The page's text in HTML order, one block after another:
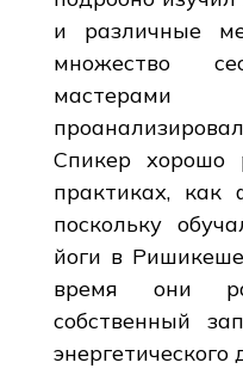
и различные
множество
Спикер хорошо
практиках,
поскольку
йоги в
время они
собственный
энергетического